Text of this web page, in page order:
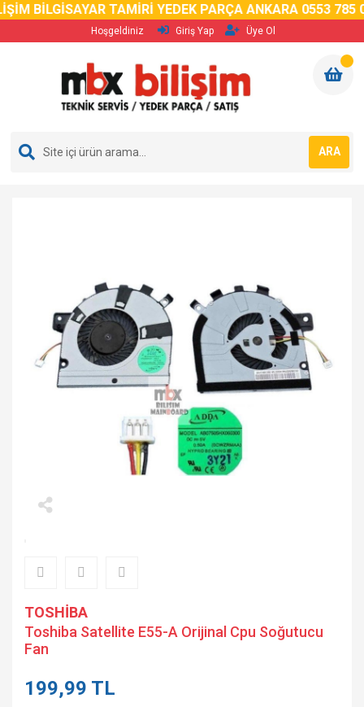
BİLGİSAYAR TAMİRİ YEDEK PARÇA ANKARA 0553 785 02
Hoşgeldiniz Giriş Yap Üye Ol
ARA
TOSHİBA
Toshiba Satellite E55-A Orijinal Cpu Soğutucu
Fan
199,99 TL